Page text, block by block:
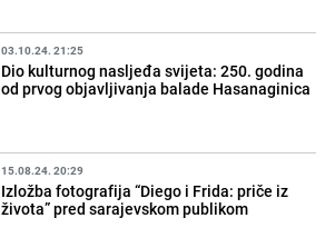
03.10.24. 21:25
Dio kulturnog nasljeđa svijeta: 250. godina
od prvog objavljivanja balade Hasanaginica
15.08.24. 20:29
Izložba fotografija “Diego i Frida: priče iz
života” pred sarajevskom publikom